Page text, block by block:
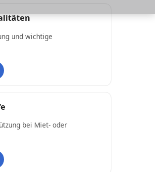
und wichtige
bei Miet- oder